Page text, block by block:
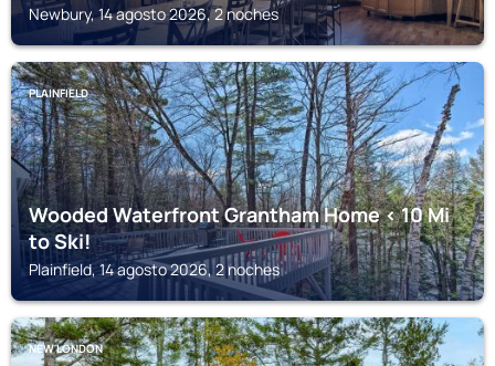
Newbury, 14 agosto 2026, 2 noches
PLAINFIELD
Wooded Waterfront Grantham Home < 10 Mi
to Ski!
Plainfield, 14 agosto 2026, 2 noches
NEW LONDON